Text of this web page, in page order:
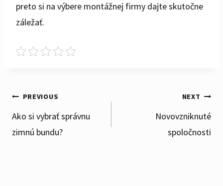
preto si na výbere montážnej firmy dajte skutočne
záležať.
Post
PREVIOUS
Ako si vybrať správnu
zimnú bundu?
NEXT
Novovzniknuté
spoločnosti